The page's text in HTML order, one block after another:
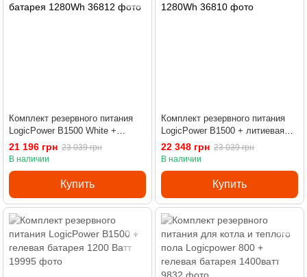
Комплект резервного питания
LogicPower B1500 White +
литиевая (LiFePO4) батарея
1280Wh
21 196 грн 23 039 грн
В наличии
Купить
Комплект резервного питания
LogicPower B1500 + литиевая
(LiFePO4) батарея 1280Wh
22 348 грн 23 039 грн
В наличии
Купить